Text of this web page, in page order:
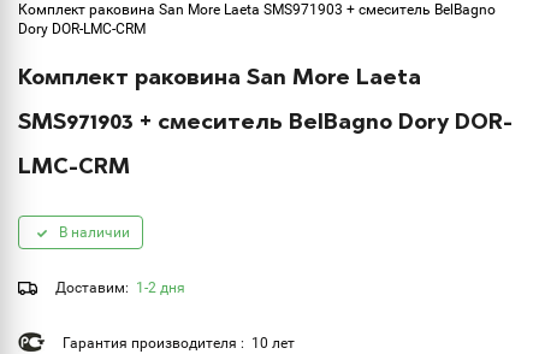
Комплект раковина San More Laeta SMS971903 + смеситель BelBagno
Dory DOR-LMC-CRM
Комплект раковина San More Laeta
SMS971903 + смеситель BelBagno Dory DOR-
LMC-CRM
В наличии
Доставим: 1-2 дня
Гарантия производителя : 10 лет